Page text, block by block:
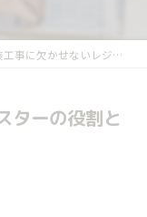
欠かせないレジスターの役割と交換目安をプロが徹底解説
ターの役割と